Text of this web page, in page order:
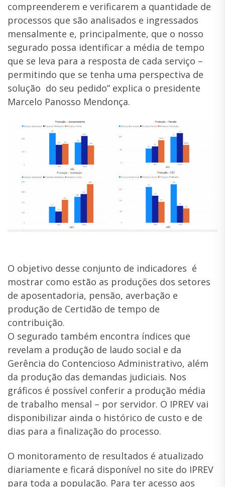
compreenderem e verificarem a quantidade de
processos que são analisados e ingressados
mensalmente e, principalmente, que o nosso
segurado possa identificar a média de tempo
que se leva para a resposta de cada serviço –
permitindo que se tenha uma perspectiva de
solução do seu pedido” explica o presidente
Marcelo Panosso Mendonça.
O objetivo desse conjunto de indicadores é
mostrar como estão as produções dos setores
de aposentadoria, pensão, averbação e
produção de Certidão de tempo de
contribuição.
O segurado também encontra índices que
revelam a produção de laudo social e da
Gerência do Contencioso Administrativo, além
da produção das demandas judiciais. Nos
gráficos é possível conferir a produção média
de trabalho mensal – por servidor. O IPREV vai
disponibilizar ainda o histórico de custo e de
dias para a finalização do processo.
O monitoramento de resultados é atualizado
diariamente e ficará disponível no site do IPREV
para toda a população. Para ter acesso aos